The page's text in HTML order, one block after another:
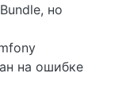
но
на ошибке